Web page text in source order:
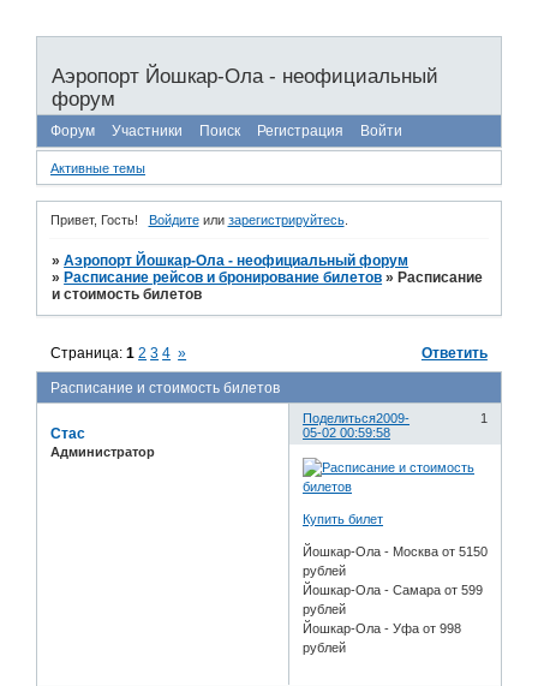
Аэропорт Йошкар-Ола - неофициальный
форум
Форум Участники Поиск Регистрация Войти
Активные темы
Привет, Гость! Войдитеили зарегистрируйтесь.
»Аэропорт Йошкар-Ола - неофициальный форум
» Расписание рейсов и бронирование билетов » Расписание
и стоимость билетов
Расписание и стоимость билетов
Страница:1 2 3 4 » Ответить
Поделиться 1
2009-
05-02 00:59:58
Стас
Администратор
Купить билет
Йошкар-Ола - Москва от 5150
рублей
Йошкар-Ола - Самара от 599
рублей
Йошкар-Ола - Уфа от 998
рублей